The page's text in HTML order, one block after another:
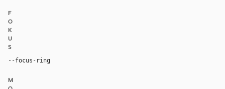
F
O
K
U
S
--focus-ring
M